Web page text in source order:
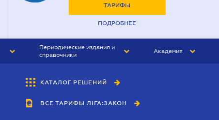
ТАРИФЫ
ПОДРОБНЕЕ
Периодические издания и
справочники
БУХГАЛТЕР&ЗАКОН
ВЕСТНИК МСФО
Академия
КАТАЛОГ РЕШЕНИЙ
ВСЕ ТАРИФЫ ЛІГА:ЗАКОН